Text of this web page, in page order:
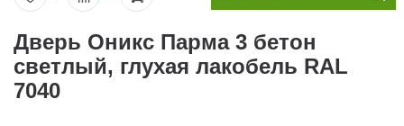
Дверь Оникс Парма 3 бетон
светлый, глухая лакобель RAL
7040